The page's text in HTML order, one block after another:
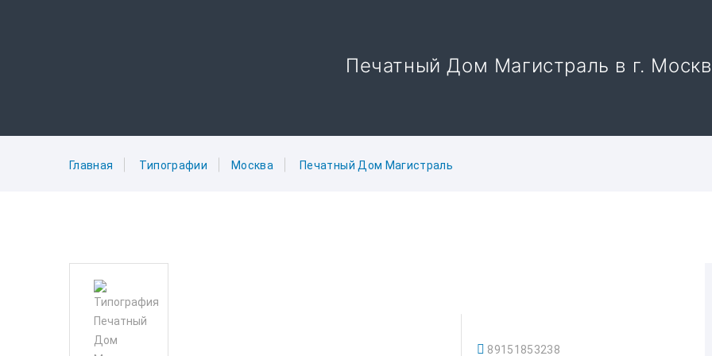
Печатный Дом Магистраль в г.
Главная Типографии Москва Печатный Дом Магистраль
89151853238